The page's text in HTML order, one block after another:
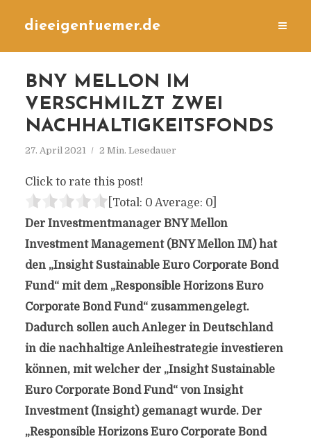
dieeigentuemer.de
BNY MELLON IM
VERSCHMILZT ZWEI
NACHHALTIGKEITSFONDS
27. April 2021 2 Min. Lesedauer
Click to rate this post!
[Total: 0 Average: 0]
Der Investmentmanager BNY Mellon
Investment Management (BNY Mellon IM) hat
den „Insight Sustainable Euro Corporate Bond
Fund“ mit dem „Responsible Horizons Euro
Corporate Bond Fund“ zusammengelegt.
Dadurch sollen auch Anleger in Deutschland
in die nachhaltige Anleihestrategie investieren
können, mit welcher der „Insight Sustainable
Euro Corporate Bond Fund“ von Insight
Investment (Insight) gemanagt wurde. Der
„Responsible Horizons Euro Corporate Bond